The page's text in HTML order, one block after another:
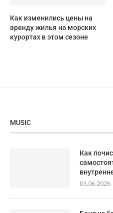
Как изменились цены на
аренду жилья на морских
курортах в этом сезоне
MUSIC
Как
03.06.2026